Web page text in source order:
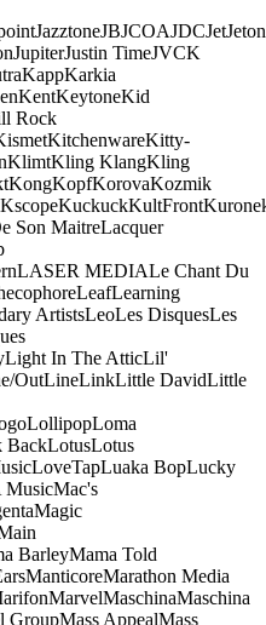
JazztoneJBJCOAJDCJetJeton
JupiterJustin TimeJVCK
KappKarkia
KentKeytoneKid
Rock
KitchenwareKitty-
KlimtKling KlangKling
KongKopfKorovaKozmik
KscopeKuckuckKultFront
Son MaitreLacquer
LASER MEDIALe Chant Du
LeafLearning
ArtistsLeoLes DisquesLes
Light In The AtticLil'
OutLineLinkLittle DavidLittle
LollipopLoma
BackLotusLotus
LoveTapLuaka BopLucky
MusicMac's
Magic
BarleyMama Told
ManticoreMarathon Media
MarvelMaschinaMaschina
GroupMass AppealMass